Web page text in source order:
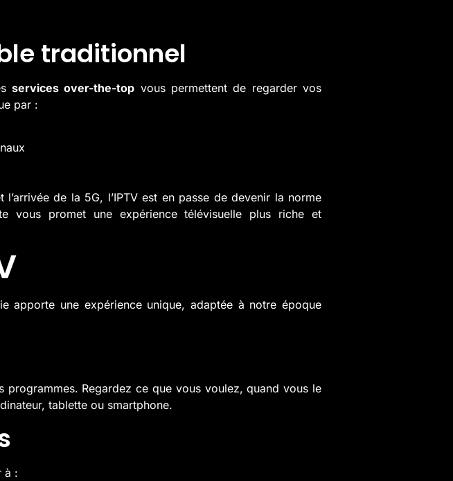
traditionnel
services over-the-top vous permettent de regarder vos
par :
de la 5G, l’IPTV est en passe de devenir la norme
vous promet une expérience télévisuelle plus riche et
apporte une expérience unique, adaptée à notre époque
programmes. Regardez ce que vous voulez, quand vous le
tablette ou smartphone.
à :